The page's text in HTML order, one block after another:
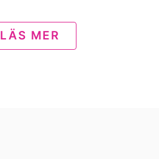
LÄS MER